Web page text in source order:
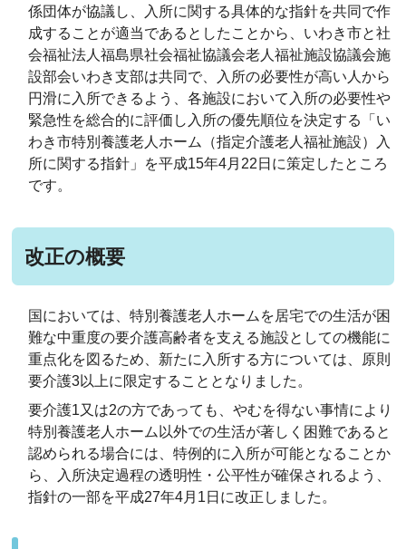
係団体が協議し、入所に関する具体的な指針を共同で作
成することが適当であるとしたことから、いわき市と社
会福祉法人福島県社会福祉協議会老人福祉施設協議会施
設部会いわき支部は共同で、入所の必要性が高い人から
円滑に入所できるよう、各施設において入所の必要性や
緊急性を総合的に評価し入所の優先順位を決定する「い
わき市特別養護老人ホーム（指定介護老人福祉施設）入
所に関する指針」を平成15年4月22日に策定したところ
です。
改正の概要
国においては、特別養護老人ホームを居宅での生活が困
難な中重度の要介護高齢者を支える施設としての機能に
重点化を図るため、新たに入所する方については、原則
要介護3以上に限定することとなりました。
要介護1又は2の方であっても、やむを得ない事情により
特別養護老人ホーム以外での生活が著しく困難であると
認められる場合には、特例的に入所が可能となることか
ら、入所決定過程の透明性・公平性が確保されるよう、
指針の一部を平成27年4月1日に改正しました。